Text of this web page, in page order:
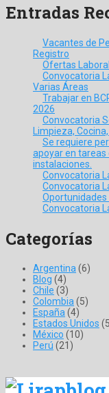
Entradas
Vacantes de
Registro
Ofertas
Convocatoria
Varias Áreas
Trabajar en
2026
Convocatoria
Limpieza,
Se requiere
apoyar en
instalaciones.
Convocatoria
Convocatoria
Oportunidades
Convocatoria
Categorías
Argentina(6)
Blog (4)
Chile (3)
Colombia(5)
España(4)
Estados Unidos
México (10)
Perú (21)